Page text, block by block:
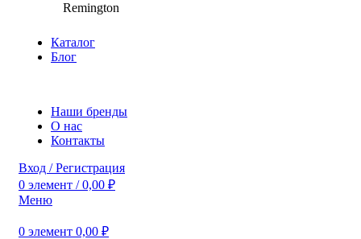
Remington
Каталог
Блог
Наши бренды
О нас
Контакты
Вход / Регистрация
0 элемент / 0,00 ₽
Меню
0 элемент 0,00 ₽